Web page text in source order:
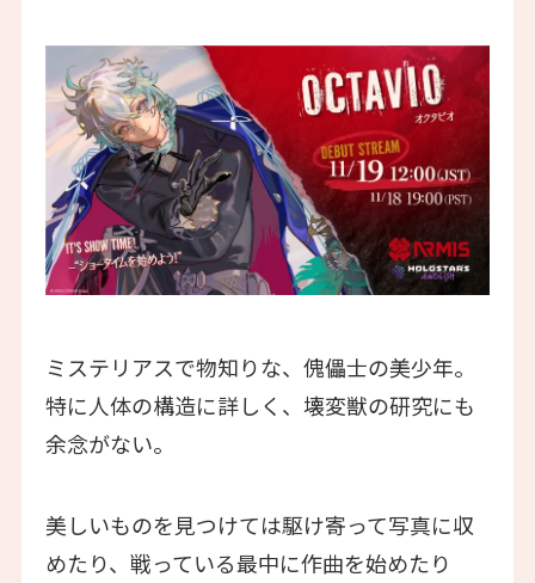
ミステリアスで物知りな、傀儡士の美少年。
特に人体の構造に詳しく、壊変獣の研究にも
余念がない。
美しいものを見つけては駆け寄って写真に収
めたり、戦っている最中に作曲を始めたり